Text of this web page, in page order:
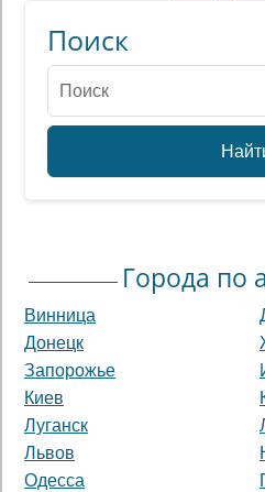
Поиск
Города по
Винница
Донецк
Запорожье
Киев
Луганск
Львов
Одесса